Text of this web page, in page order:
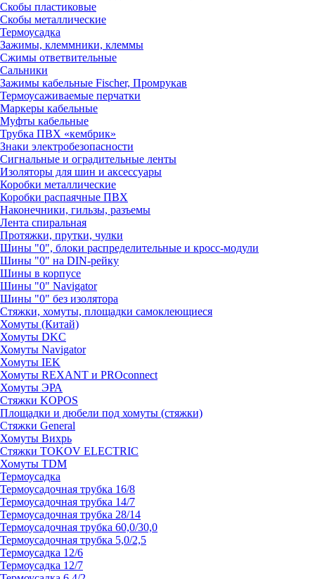
Скобы пластиковые
Скобы металлические
Термоусадка
Зажимы, клеммники, клеммы
Сжимы ответвительные
Сальники
Зажимы кабельные Fischer, Промрукав
Термоусаживаемые перчатки
Маркеры кабельные
Муфты кабельные
Трубка ПВХ «кембрик»
Знаки электробезопасности
Сигнальные и оградительные ленты
Изоляторы для шин и аксессуары
Коробки металлические
Коробки распаячные ПВХ
Наконечники, гильзы, разъемы
Лента спиральная
Протяжки, прутки, чулки
Шины "0", блоки распределительные и кросс-модули
Шины "0" на DIN-рейку
Шины в корпусе
Шины "0" Navigator
Шины "0" без изолятора
Стяжки, хомуты, площадки самоклеющиеся
Хомуты (Китай)
Хомуты DKC
Хомуты Navigator
Хомуты IEK
Хомуты REXANT и PROconnect
Хомуты ЭРА
Стяжки KOPOS
Площадки и дюбели под хомуты (стяжки)
Стяжки General
Хомуты Вихрь
Стяжки TOKOV ELECTRIC
Хомуты TDM
Термоусадка
Термоусадочная трубка 16/8
Термоусадочная трубка 14/7
Термоусадочная трубка 28/14
Термоусадочная трубка 60,0/30,0
Термоусадочная трубка 5,0/2,5
Термоусадка 12/6
Термоусадка 12/7